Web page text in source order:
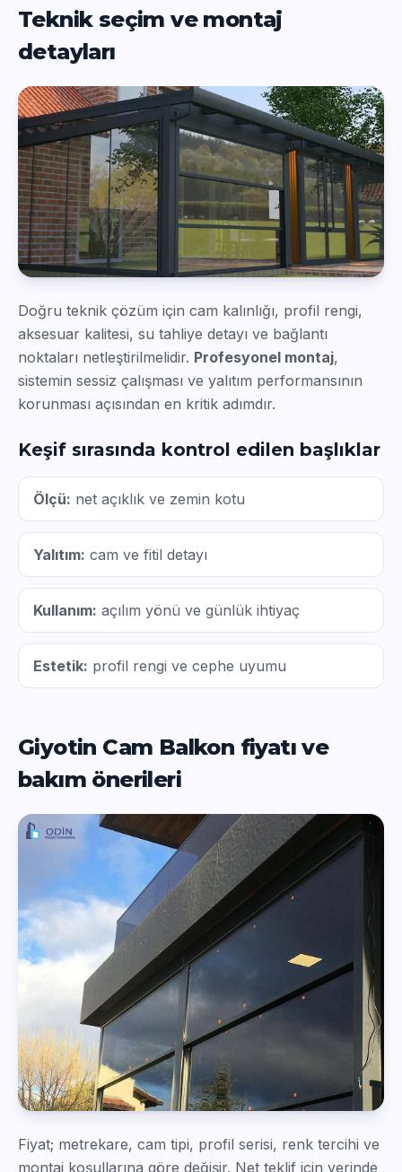
Teknik seçim ve montaj
detayları
Doğru teknik çözüm için cam kalınlığı, profil rengi,
aksesuar kalitesi, su tahliye detayı ve bağlantı
noktaları netleştirilmelidir. Profesyonel montaj,
sistemin sessiz çalışması ve yalıtım performansının
korunması açısından en kritik adımdır.
Keşif sırasında kontrol edilen başlıklar
Ölçü: net açıklık ve zemin kotu
Yalıtım: cam ve fitil detayı
Kullanım: açılım yönü ve günlük ihtiyaç
Estetik: profil rengi ve cephe uyumu
Giyotin Cam Balkon fiyatı ve
bakım önerileri
Fiyat; metrekare, cam tipi, profil serisi, renk tercihi ve
montaj koşullarına göre değişir. Net teklif için yerinde